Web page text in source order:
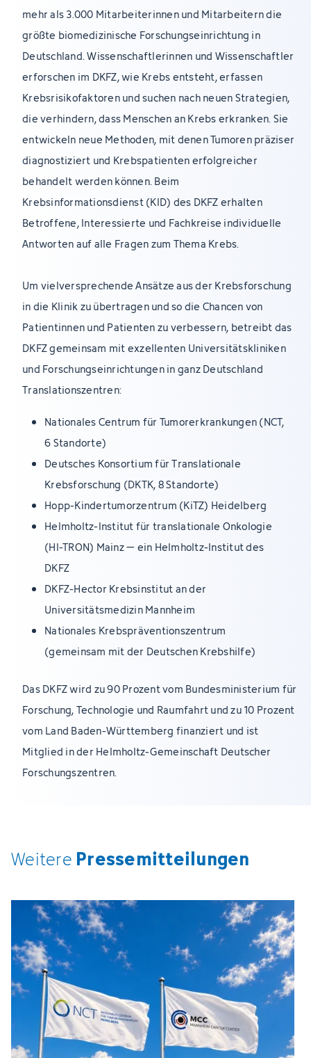
mehr als 3.000 Mitarbeiterinnen und Mitarbeitern die
größte biomedizinische Forschungseinrichtung in
Deutschland. Wissenschaftlerinnen und Wissenschaftler
erforschen im DKFZ, wie Krebs entsteht, erfassen
Krebsrisikofaktoren und suchen nach neuen Strategien,
die verhindern, dass Menschen an Krebs erkranken. Sie
entwickeln neue Methoden, mit denen Tumoren präziser
diagnostiziert und Krebspatienten erfolgreicher
behandelt werden können. Beim
Krebsinformationsdienst (KID) des DKFZ erhalten
Betroffene, Interessierte und Fachkreise individuelle
Antworten auf alle Fragen zum Thema Krebs.
Um vielversprechende Ansätze aus der Krebsforschung
in die Klinik zu übertragen und so die Chancen von
Patientinnen und Patienten zu verbessern, betreibt das
DKFZ gemeinsam mit exzellenten Universitätskliniken
und Forschungseinrichtungen in ganz Deutschland
Translationszentren:
Nationales Centrum für Tumorerkrankungen (NCT,
6 Standorte)
Deutsches Konsortium für Translationale
Krebsforschung (DKTK, 8 Standorte)
Hopp-Kindertumorzentrum (KiTZ) Heidelberg
Helmholtz-Institut für translationale Onkologie
(HI-TRON) Mainz – ein Helmholtz-Institut des
DKFZ
DKFZ-Hector Krebsinstitut an der
Universitätsmedizin Mannheim
Nationales Krebspräventionszentrum
(gemeinsam mit der Deutschen Krebshilfe)
Das DKFZ wird zu 90 Prozent vom Bundesministerium für
Forschung, Technologie und Raumfahrt und zu 10 Prozent
vom Land Baden-Württemberg finanziert und ist
Mitglied in der Helmholtz-Gemeinschaft Deutscher
Forschungszentren.
Weitere Pressemitteilungen